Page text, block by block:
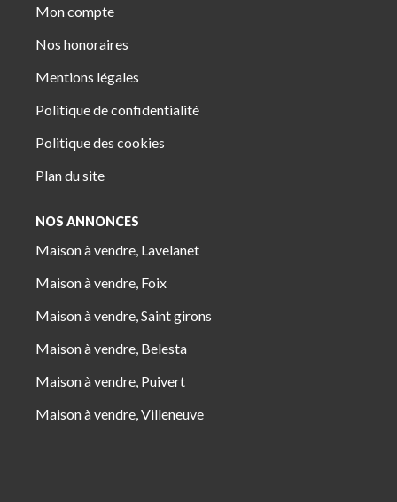
Mon compte
Nos honoraires
Mentions légales
Politique de confidentialité
Politique des cookies
Plan du site
NOS ANNONCES
Maison à vendre, Lavelanet
Maison à vendre, Foix
Maison à vendre, Saint girons
Maison à vendre, Belesta
Maison à vendre, Puivert
Maison à vendre, Villeneuve